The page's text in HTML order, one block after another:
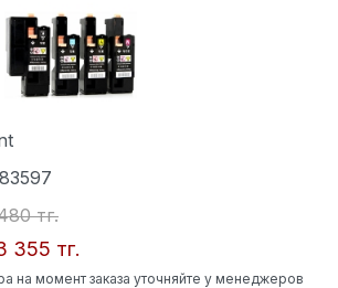
тг.
355 тг.
на момент заказа уточняйте у менеджеров